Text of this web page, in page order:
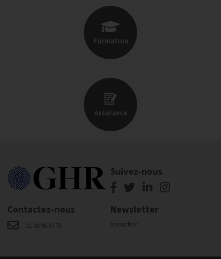
Formation
Assurance
Suivez-nous
Contactez-nous
01 42 96 60 75
Newsletter
Inscription